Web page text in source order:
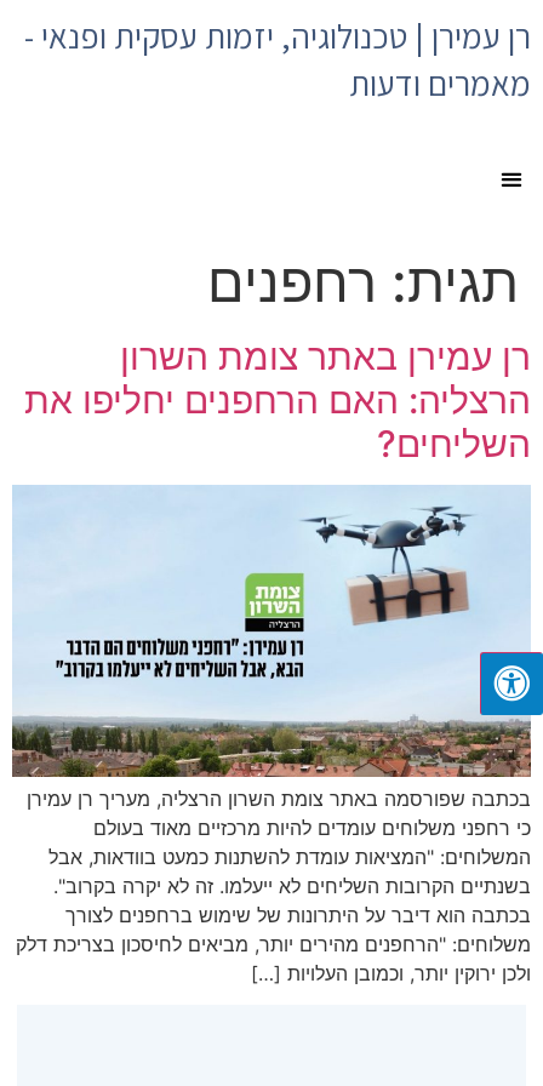
רן עמירן | טכנולוגיה, יזמות עסקית ופנאי -
מאמרים ודעות
תגית: רחפנים
רן עמירן באתר צומת השרון
הרצליה: האם הרחפנים יחליפו את
השליחים?
בכתבה שפורסמה באתר צומת השרון הרצליה, מעריך רן עמירן
כי רחפני משלוחים עומדים להיות מרכזיים מאוד בעולם
המשלוחים: "המציאות עומדת להשתנות כמעט בוודאות, אבל
בשנתיים הקרובות השליחים לא ייעלמו. זה לא יקרה בקרוב".
בכתבה הוא דיבר על היתרונות של שימוש ברחפנים לצורך
משלוחים: "הרחפנים מהירים יותר, מביאים לחיסכון בצריכת דלק
ולכן ירוקין יותר, וכמובן העלויות […]